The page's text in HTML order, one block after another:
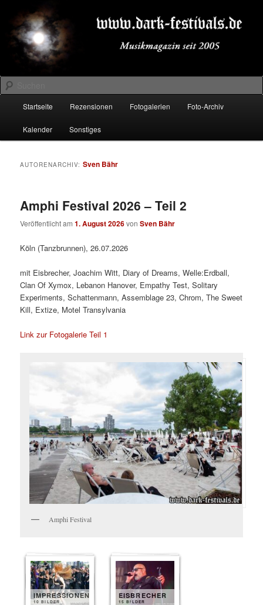
primären
Inhalt
springen
sekundären
Inhalt
springenDARK-FESTIVALS.DE
Suchen
Startseite Rezensionen Fotogalerien Foto-Archiv
Kalender Sonstiges
AUTORENARCHIV:Sven Bähr
Amphi Festival 2026 – Teil 2
Veröffentlicht am1. August 2026vonSven Bähr
Köln (Tanzbrunnen), 26.07.2026
mit Eisbrecher, Joachim Witt, Diary of Dreams, Welle:Erdball,
Clan Of Xymox, Lebanon Hanover, Empathy Test, Solitary
Experiments, Schattenmann, Assemblage 23, Chrom, The Sweet
Kill, Extize, Motel Transylvania
Link zur Fotogalerie Teil 1
Amphi Festival
IMPRESSIONEN
10 BILDER
EISBRECHER
15 BILDER